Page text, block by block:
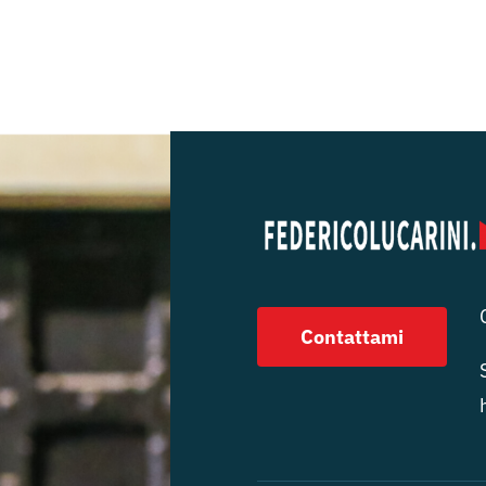
Contattami